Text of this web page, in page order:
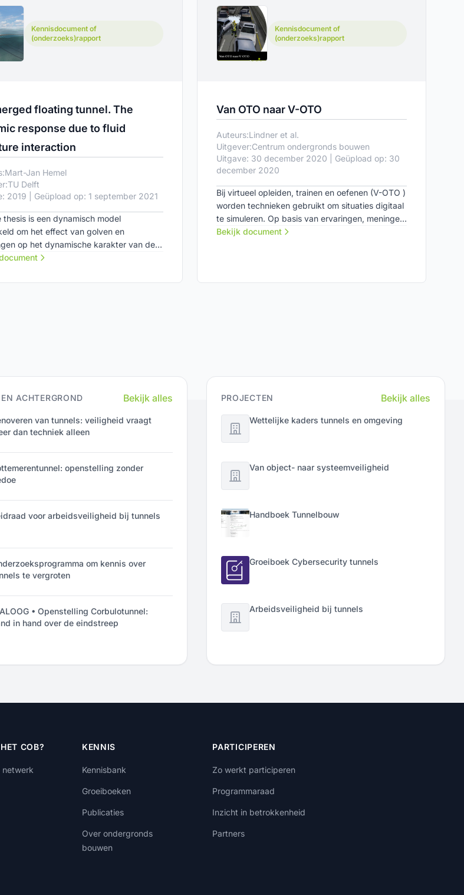
Kennisdocument of
(onderzoeks)rapport
floating tunnel. The
response due to fluid
interaction
Mart-Jan Hemel
TU Delft
2019 | Geüpload op: 1 september 2021
thesis is een dynamisch model
om het effect van golven en
op het dynamische karakter van de
onderzoeken.
Kennisdocument of
(onderzoeks)rapport
Van OTO naar V-OTO
Auteurs:Lindner et al.
Uitgever:Centrum ondergronds bouwen
Uitgave: 30 december 2020 | Geüpload op: 30
december 2020
Bij virtueel opleiden, trainen en oefenen (V-OTO )
worden technieken gebruikt om situaties digitaal
te simuleren. Op basis van ervaringen, meningen
en ideeën van de direct betrokken stakeholders
visievorming en het maken van strategische
Bekijk document
ACHTERGROND Bekijk alles
van tunnels: veiligheid vraagt
dan techniek alleen
openstelling zonder
voor arbeidsveiligheid bij tunnels
om kennis over
te vergroten
• Openstelling Corbulotunnel:
in hand over de eindstreep
PROJECTEN Bekijk alles
Wettelijke kaders tunnels en omgeving
Van object- naar systeemveiligheid
Handboek Tunnelbouw
Groeiboek Cybersecurity tunnels
Arbeidsveiligheid bij tunnels
COB?
netwerk
KENNIS
Kennisbank
Groeiboeken
Publicaties
Over ondergronds
bouwen
PARTICIPEREN
Zo werkt participeren
Programmaraad
Inzicht in betrokkenheid
Partners